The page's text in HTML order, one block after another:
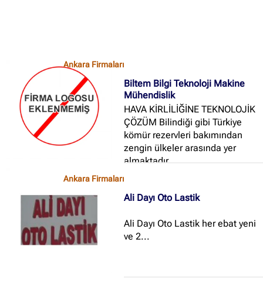
Ankara Firmaları
Biltem Bilgi Teknoloji Makine
Mühendislik
HAVA KİRLİLİĞİNE TEKNOLOJİK
ÇÖZÜM Bilindiği gibi Türkiye
kömür rezervleri bakımından
zengin ülkeler arasında yer
almaktadır...
Ankara Firmaları
Ali Dayı Oto Lastik
Ali Dayı Oto Lastik her ebat yeni
ve 2...